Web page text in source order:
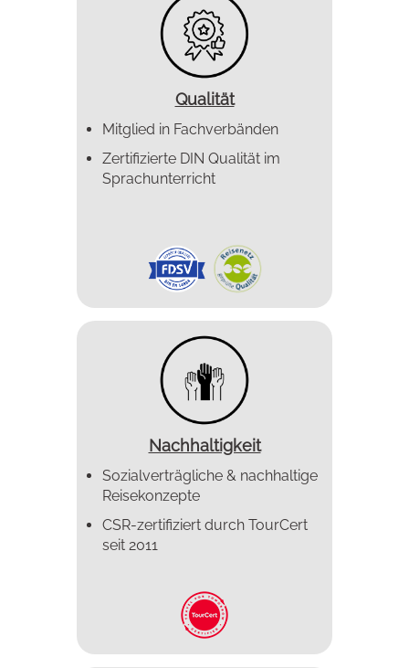
Qualität
Mitglied in Fachverbänden
Zertifizierte DIN Qualität im
Sprachunterricht
Nachhaltigkeit
Sozialverträgliche & nachhaltige
Reisekonzepte
CSR-zertifiziert durch TourCert
seit 2011